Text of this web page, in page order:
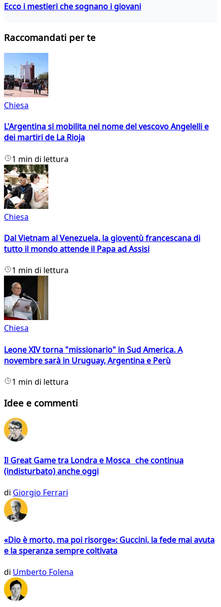
Ecco i mestieri che sognano i giovani
Raccomandati per te
Chiesa
L'Argentina si mobilita nel nome del vescovo Angelelli e
dei martiri de La Rioja
1 min di lettura
Chiesa
Dal Vietnam al Venezuela, la gioventù francescana di
tutto il mondo attende il Papa ad Assisi
1 min di lettura
Chiesa
Leone XIV torna "missionario" in Sud America. A
novembre sarà in Uruguay, Argentina e Perù
1 min di lettura
Idee e commenti
Il Great Game tra Londra e Mosca che continua
(indisturbato) anche oggi
di Giorgio Ferrari
«Dio è morto, ma poi risorge»: Guccini, la fede mai avuta
e la speranza sempre coltivata
di Umberto Folena